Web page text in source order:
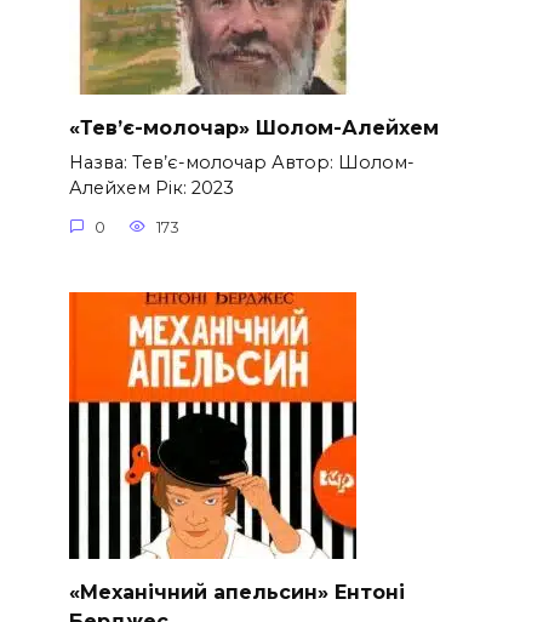
«Тев’є-молочар» Шолом-Алейхем
Назва: Тев’є-молочар Автор: Шолом-
Алейхем Рік: 2023
0 173
«Механічний апельсин» Ентоні